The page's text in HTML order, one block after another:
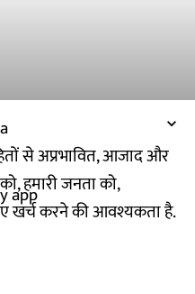
से अप्रभावित, आजाद और
हमारी जनता को,
खर्च करने की आवश्यकता है.
app